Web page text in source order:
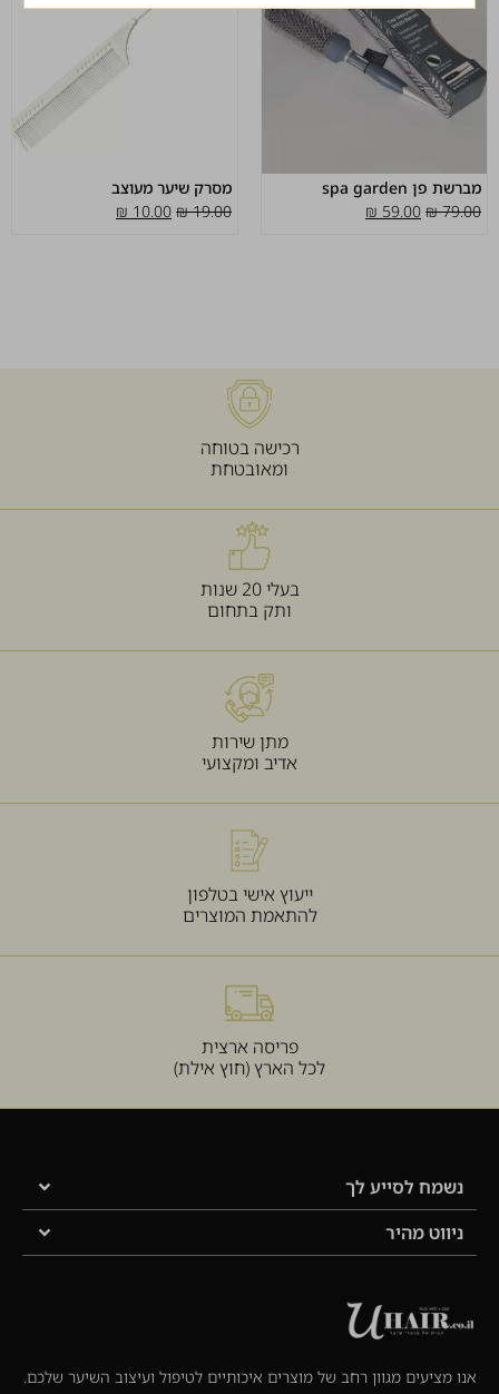
מברשת פן spa garden
79.00
₪
59.00
₪
מסרק שיער מעוצב
19.00
₪
10.00
₪
רכישה בטוחה
ומאובטחת
בעלי 20 שנות
ותק בתחום
מתן שירות
אדיב ומקצועי
ייעוץ אישי בטלפון
להתאמת המוצרים
פריסה ארצית
לכל הארץ (חוץ אילת)
אנו מציעים מגוון רחב של מוצרים איכותיים לטיפול ועיצוב השיער שלכם.
נשמח לסייע לך
ניווט מהיר